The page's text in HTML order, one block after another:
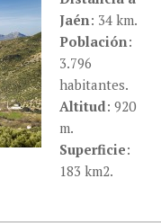
Jaén: 34 km.
Población:
3.796
habitantes.
Altitud: 920
m.
Superficie:
183 km2.